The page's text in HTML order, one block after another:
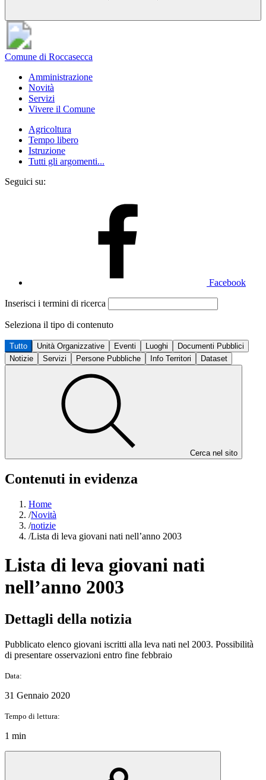
Comune di Roccasecca
Amministrazione
Novità
Servizi
Vivere il Comune
Agricoltura
Tempo libero
Istruzione
Tutti gli argomenti...
Seguici su:
Facebook
Inserisci i termini di ricerca
Seleziona il tipo di contenuto
Tutto Unità Organizzative Eventi Luoghi
Documenti Pubblici
Notizie
Servizi Persone Pubbliche Info Territori Dataset
Cerca nel sito
Contenuti in evidenza
Home
/Novità
/notizie
/Lista di leva giovani nati nell’anno 2003
Lista di leva giovani nati
nell’anno 2003
Dettagli della notizia
Pubblicato elenco giovani iscritti alla leva nati nel 2003. Possibilità
di presentare osservazioni entro fine febbraio
Data:
31 Gennaio 2020
Tempo di lettura:
1 min